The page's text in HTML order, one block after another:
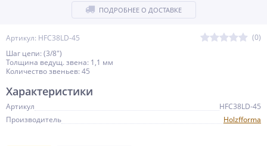
Артикул: HFC38LD-45
(0)
Шаг цепи: (3/8")
Толщина ведущ. звена: 1,1 мм
Количество звеньев: 45
ПОДРОБНЕЕ О ДОСТАВКЕ
Характеристики
Артикул
HFC38LD-45
Производитель
Holzfforma